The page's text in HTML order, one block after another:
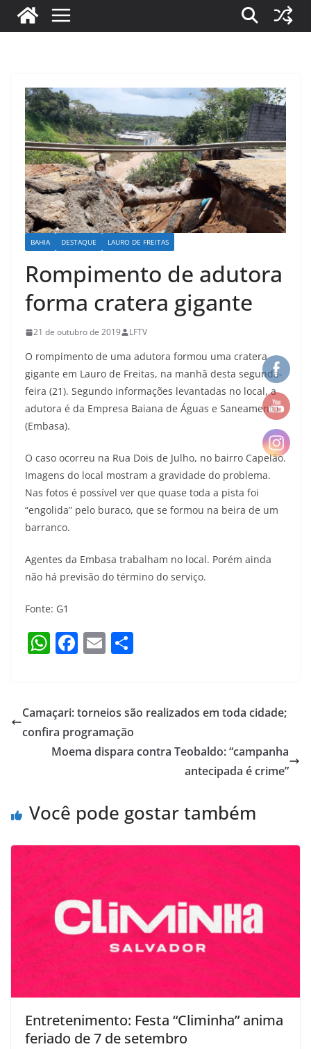
BAHIA DESTAQUE LAURO DE FREITAS
Rompimento de adutora
forma cratera gigante
21 de outubro de 2019 LFTV
O rompimento de uma adutora formou uma cratera
gigante em Lauro de Freitas, na manhã desta segunda-
feira (21). Segundo informações levantadas no local, a
adutora é da Empresa Baiana de Águas e Saneamento
(Embasa).
O caso ocorreu na Rua Dois de Julho, no bairro Capelão.
Imagens do local mostram a gravidade do problema.
Nas fotos é possível ver que quase toda a pista foi
“engolida” pelo buraco, que se formou na beira de um
barranco.
Agentes da Embasa trabalham no local. Porém ainda
não há previsão do término do serviço.
Fonte: G1
W
s
A
p
F
e
b
o
E
l e
Camaçari: torneios são realizados em toda cidade;
confira programação
Moema dispara contra Teobaldo: “campanha
antecipada é crime”
Você pode gostar também
Entretenimento: Festa “Climinha” anima
feriado de 7 de setembro